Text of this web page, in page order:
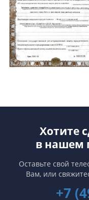
Хотите
в нашем
Оставьте свой
Вам, или
+7